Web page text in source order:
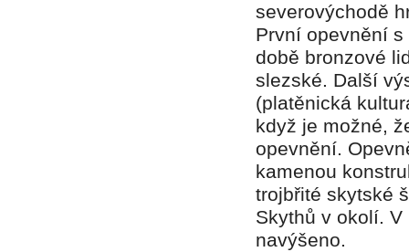
severovýchodě
První opevnění
době bronzové
slezské. Další
(platěnická
když je možné,
opevnění.
kamenou
trojbřité skytské
Skythů v okolí.
navýšeno.